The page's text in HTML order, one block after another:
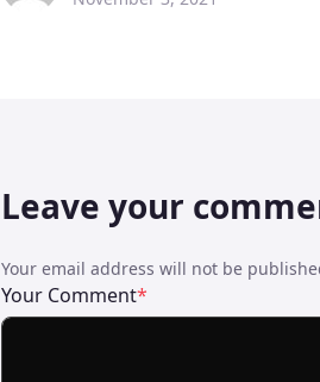
Leave your
Your email address will not be
Your Comment*